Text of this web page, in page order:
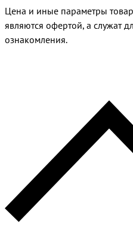
Цена и иные параметры
являются офертой, а служат
ознакомления.